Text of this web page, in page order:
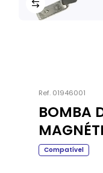
Ref. 01946001
BOMBA
Compatível